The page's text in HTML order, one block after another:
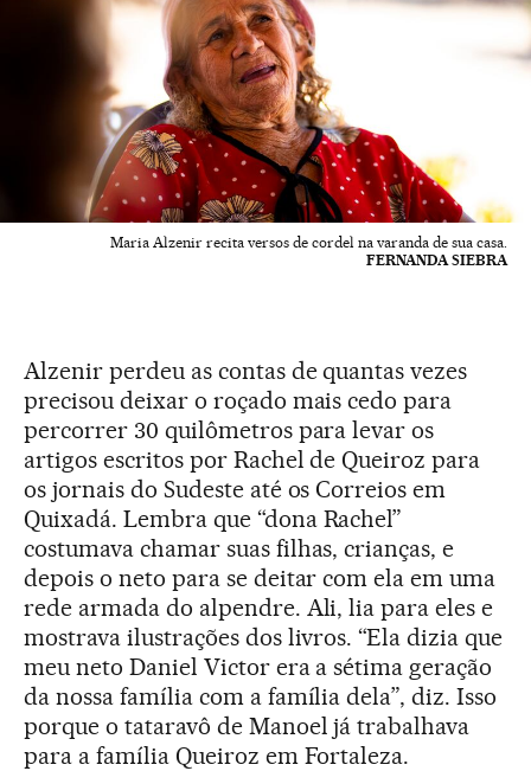
Maria Alzenir recita versos de cordel na varanda de sua casa.
FERNANDA SIEBRA
Alzenir perdeu as contas de quantas vezes
precisou deixar o roçado mais cedo para
percorrer 30 quilômetros para levar os
artigos escritos por Rachel de Queiroz para
os jornais do Sudeste até os Correios em
Quixadá. Lembra que “dona Rachel”
costumava chamar suas filhas, crianças, e
depois o neto para se deitar com ela em uma
rede armada do alpendre. Ali, lia para eles e
mostrava ilustrações dos livros. “Ela dizia que
meu neto Daniel Victor era a sétima geração
da nossa família com a família dela”, diz. Isso
porque o tataravô de Manoel já trabalhava
para a família Queiroz em Fortaleza.